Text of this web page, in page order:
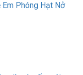
Em Phóng Hạt Nở